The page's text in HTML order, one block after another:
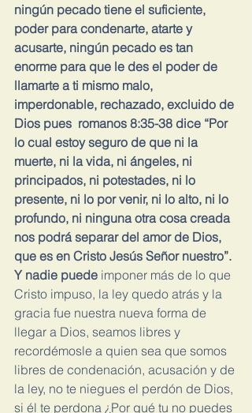
ningún pecado tiene el suficiente,
poder para condenarte, atarte y
acusarte, ningún pecado es tan
enorme para que le des el poder de
llamarte a ti mismo malo,
imperdonable, rechazado, excluido de
Dios pues  romanos 8:35-38 dice “Por
lo cual estoy seguro de que ni la
muerte, ni la vida, ni ángeles, ni
principados, ni potestades, ni lo
presente, ni lo por venir, ni lo alto, ni lo
profundo, ni ninguna otra cosa creada
nos podrá separar del amor de Dios,
que es en Cristo Jesús Señor nuestro”.
Y nadie puede imponer más de lo que
Cristo impuso, la ley quedo atrás y la
gracia fue nuestra nueva forma de
llegar a Dios, seamos libres y
recordémosle a quien sea que somos
libres de condenación, acusación y de
la ley, no te niegues el perdón de Dios,
si él te perdona ¿Por qué tu no puedes